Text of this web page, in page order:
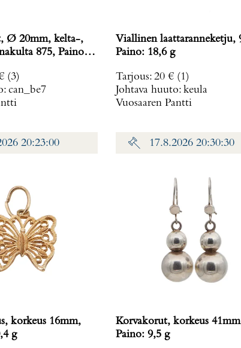
Ø 20mm, kelta-,
875, Paino:
(3)
can_be7
Viallinen laattaranneketju,
Paino: 18,6 g
Tarjous: 20 € (1)
Johtava huuto: keula
Vuosaaren Pantti
20:23:00
korkeus 16mm,
g
17.8.2026 20:30:30
Korvakorut, korkeus
Paino: 9,5 g